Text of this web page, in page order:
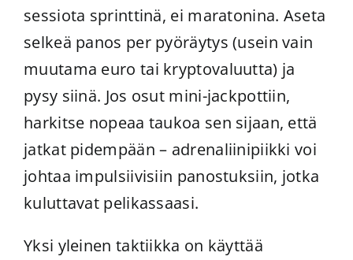
sessiota sprinttinä, ei maratonina. Aseta
selkeä panos per pyöräytys (usein vain
muutama euro tai kryptovaluutta) ja
pysy siinä. Jos osut mini-jackpottiin,
harkitse nopeaa taukoa sen sijaan, että
jatkat pidempään – adrenaliinipiikki voi
johtaa impulsiivisiin panostuksiin, jotka
kuluttavat pelikassaasi.
Yksi yleinen taktiikka on käyttää